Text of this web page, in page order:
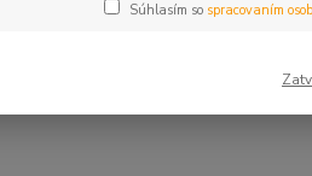
Súhlasím so spracovaním